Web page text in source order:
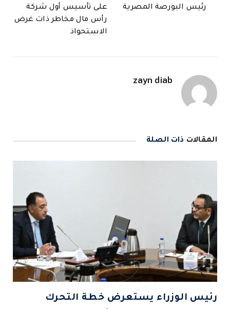
رئيس البورصة المصرية
على تأسيس أول شركة
رأس مال مخاطر ذات غرض
الاستحواذ
zayn diab
المقالات ذات الصلة
رئيس الوزراء يستعرض خطة التحرك